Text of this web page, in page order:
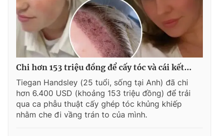
Chi hơn 153 triệu đồng để cấy tóc và cái kết...
Tiegan Handsley (25 tuổi, sống tại Anh) đã chi
hơn 6.400 USD (khoảng 153 triệu đồng) để trải
qua ca phẫu thuật cấy ghép tóc khủng khiếp
nhằm che đi vầng trán to của mình.